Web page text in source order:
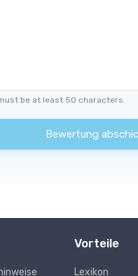
be at least 50 characters.
Bewertung
Vorteile
Lexikon